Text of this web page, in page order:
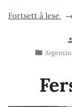
Fortsett å lese
Publisert